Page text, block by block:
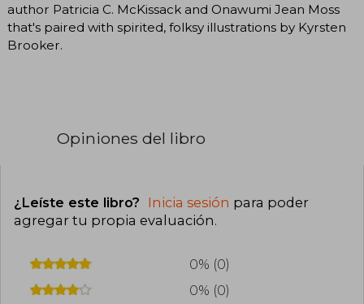
author Patricia C. McKissack and Onawumi Jean Moss
that's paired with spirited, folksy illustrations by Kyrsten
Brooker.
Opiniones del libro
¿Leíste este libro? Inicia sesión para poder
agregar tu propia evaluación.
0% (0)
0% (0)